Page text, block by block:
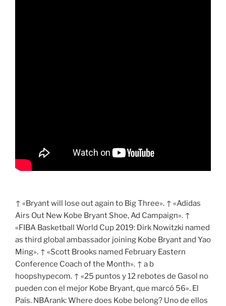
↑ «Bryant will lose out again to Big Three». ↑ «Adidas
Airs Out New Kobe Bryant Shoe, Ad Campaign». ↑
«FIBA Basketball World Cup 2019: Dirk Nowitzki named
as third global ambassador joining Kobe Bryant and Yao
Ming». ↑ «Scott Brooks named February Eastern
Conference Coach of the Month». ↑ a b
hoopshypecom. ↑ «25 puntos y 12 rebotes de Gasol no
pueden con el mejor Kobe Bryant, que marcó 56». El
País. NBArank: Where does Kobe belong? Uno de ellos